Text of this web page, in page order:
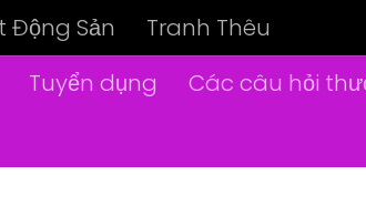
Động Sản
Tranh Thêu
Tuyển dụng
Các câu hỏi